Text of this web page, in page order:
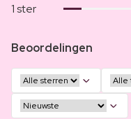
1 ster
Beoordelingen